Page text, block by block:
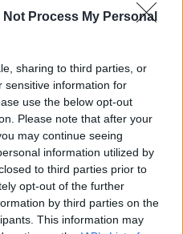
Not Process My Personal
sharing to third parties, or
sensitive information for
use the below opt-out
Please note that after your
may continue seeing
information utilized by
to third parties prior to
opt-out of the further
by third parties on the
This information may
di repressione. La
anche politica, perché
condannare queste
e paura.
ricorda che il dibattito
aperto, inclusivo e
che la paura
governare le nostre
cruciale: riusciremo a